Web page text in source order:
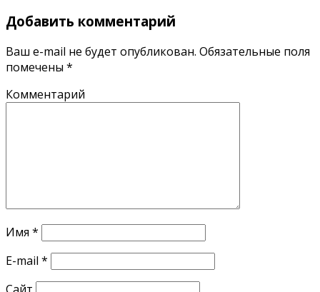
Добавить комментарий
Ваш e-mail не будет опубликован. Обязательные поля
помечены *
Комментарий
Имя *
E-mail *